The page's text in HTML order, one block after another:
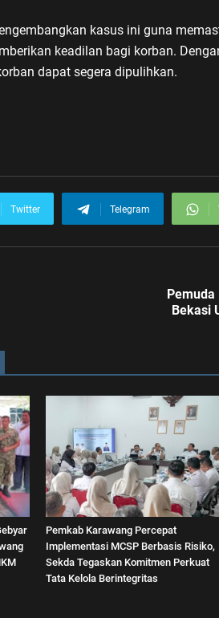
kasus ini guna
keadilan bagi korban.
dapat segera dipulihkan.
Twitter Telegram
Pemuda
Bekasi
Pemkab Karawang Percepat
Implementasi MCSP Berbasis Risiko,
Sekda Tegaskan Komitmen Perkuat
Tata Kelola Berintegritas